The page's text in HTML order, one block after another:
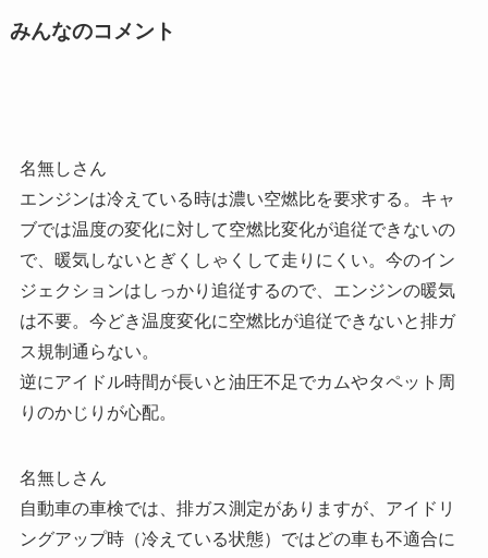
みんなのコメント
名無しさん
エンジンは冷えている時は濃い空燃比を要求する。キャ
ブでは温度の変化に対して空燃比変化が追従できないの
で、暖気しないとぎくしゃくして走りにくい。今のイン
ジェクションはしっかり追従するので、エンジンの暖気
は不要。今どき温度変化に空燃比が追従できないと排ガ
ス規制通らない。
逆にアイドル時間が長いと油圧不足でカムやタペット周
りのかじりが心配。
名無しさん
自動車の車検では、排ガス測定がありますが、アイドリ
ングアップ時（冷えている状態）ではどの車も不適合に